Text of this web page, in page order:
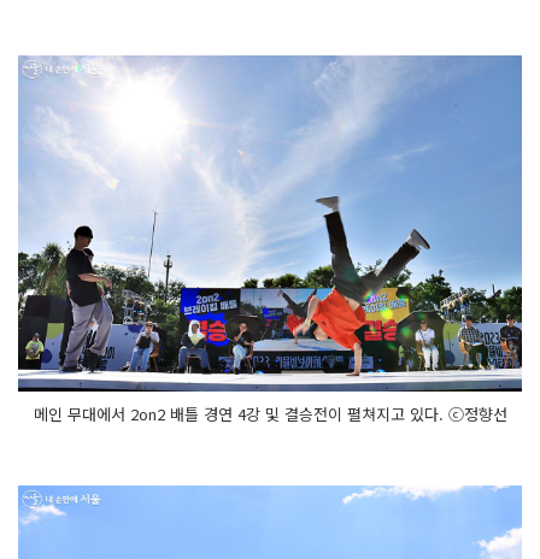
메인 무대에서 2on2 배틀 경연 4강 및 결승전이 펼쳐지고 있다. ⓒ정향선